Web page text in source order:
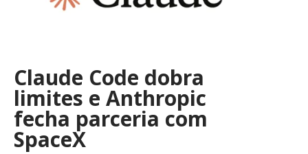
Claude Code dobra
limites e Anthropic
fecha parceria com
SpaceX